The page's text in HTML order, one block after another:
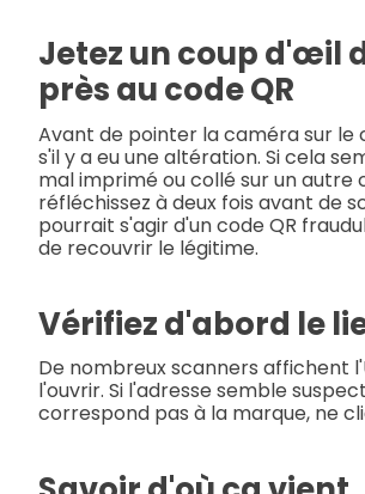
Jetez un coup d'œil
près au code QR
Avant de pointer la caméra sur le
s'il y a eu une altération. Si cela
mal imprimé ou collé sur un autre
réfléchissez à deux fois avant de
pourrait s'agir d'un code QR
de recouvrir le légitime.
Vérifiez d'abord le
De nombreux scanners affichent
l'ouvrir. Si l'adresse semble
correspond pas à la marque, ne